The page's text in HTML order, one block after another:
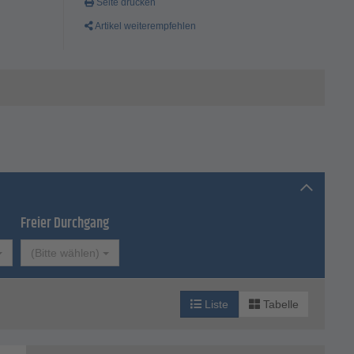
Seite drucken
Artikel weiterempfehlen
Freier Durchgang
(Bitte wählen)
Liste Tabelle